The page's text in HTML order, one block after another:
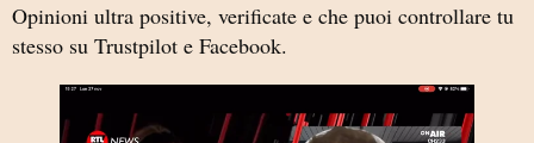
Opinioni ultra positive, verificate e che puoi controllare tu
stesso su Trustpilot e Facebook.